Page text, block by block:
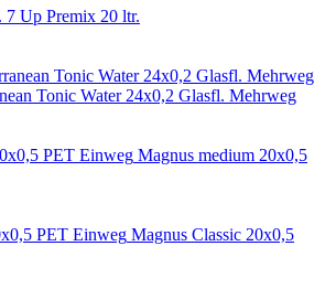
7 Up Premix 20 ltr.
Tonic Water 24x0,2 Glasfl. Mehrweg
Magnus medium 20x0,5
Magnus Classic 20x0,5